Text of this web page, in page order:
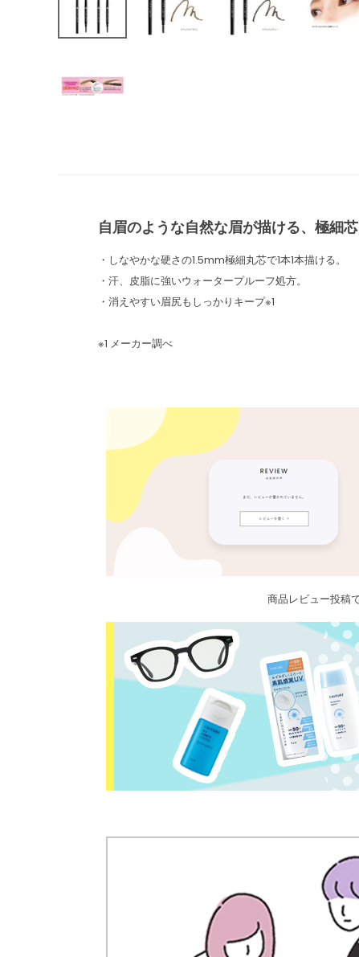
自眉のような自然な眉が描ける、極細
・しなやかな硬さの1.5mm極細丸芯で1本1本描ける。
・汗、皮脂に強いウォータープルーフ処方。
・消えやすい眉尻もしっかりキープ※1
※1 メーカー調べ
商品レビュー投稿